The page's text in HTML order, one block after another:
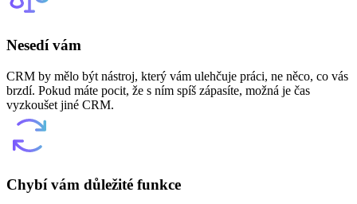
Nesedí vám
CRM by mělo být nástroj, který vám ulehčuje práci, ne něco, co vás
brzdí. Pokud máte pocit, že s ním spíš zápasíte, možná je čas
vyzkoušet jiné CRM.
Chybí vám důležité funkce